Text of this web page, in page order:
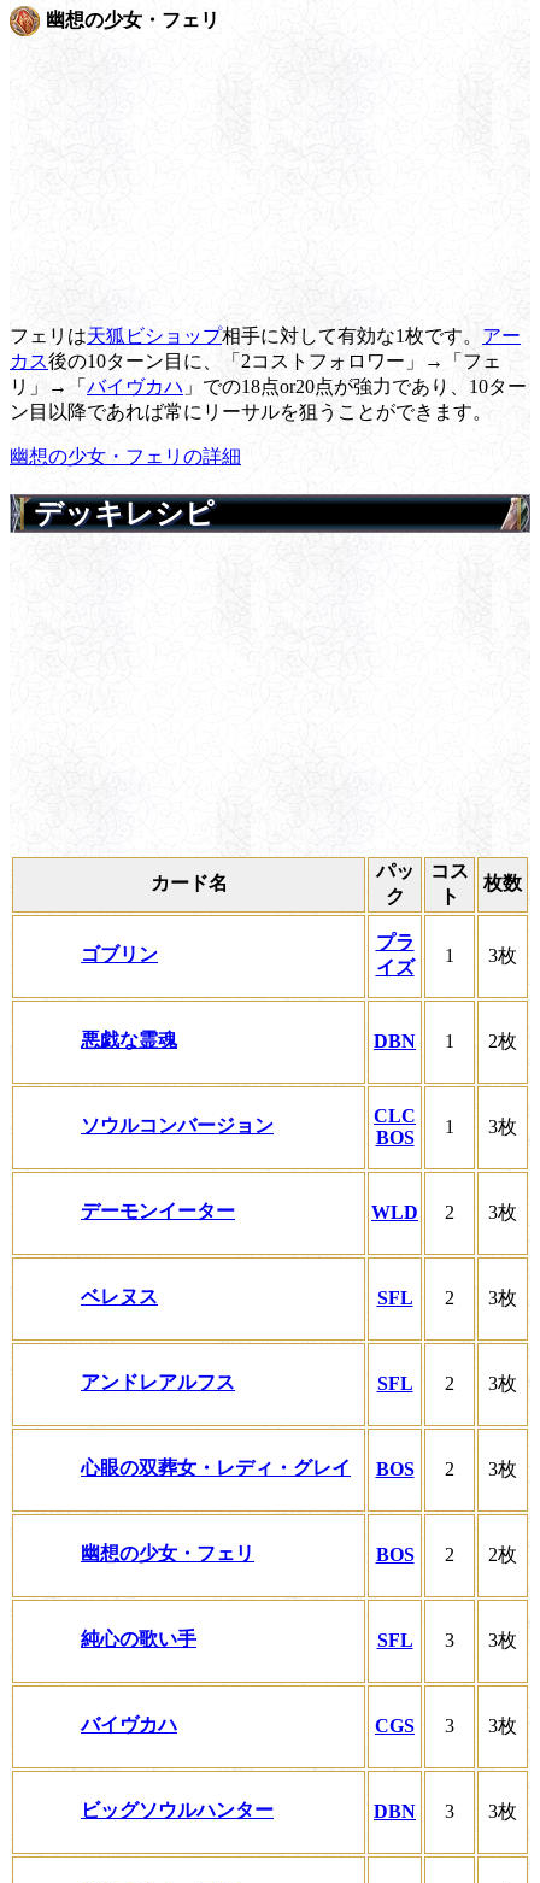
幽想の少女・フェリ
フェリは天狐ビショップ相手に対して有効な1枚です。 アー
カス後の10ターン目に、「2コストフォロワー」→「フェ
リ」→「 バイヴカハ 」での18点or20点が強力であり、10ター
ン目以降であれば常にリーサルを狙うことができます。
幽想の少女・フェリの詳細
デッキレシピ
カード名
パッ
ク
コス
ト
枚数
ゴブリン
プラ
イズ
1 3枚
悪戯な霊魂 DBN 1 2枚
ソウルコンバージョン
CLC
BOS
1 3枚
デーモンイーター WLD 2 3枚
ベレヌス SFL 2 3枚
アンドレアルフス SFL 2 3枚
心眼の双葬女・レディ・グレイ BOS 2 3枚
幽想の少女・フェリ BOS 2 2枚
純心の歌い手 SFL 3 3枚
バイヴカハ CGS 3 3枚
ビッグソウルハンター DBN 3 3枚